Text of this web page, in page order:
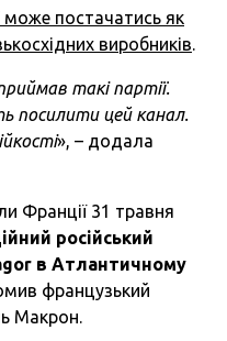
може постачатись як
виробників.
такі партії.
посилити цей канал.
», – додала
Франції 31 травня
російський
в Атлантичному
французький
Макрон.